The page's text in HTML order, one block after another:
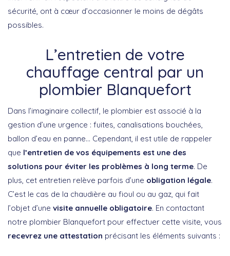
sécurité, ont à cœur d’occasionner le moins de dégâts
possibles.
L’entretien de votre
chauffage central par un
plombier Blanquefort
Dans l’imaginaire collectif, le plombier est associé à la
gestion d’une urgence : fuites, canalisations bouchées,
ballon d’eau en panne… Cependant, il est utile de rappeler
que l’entretien de vos équipements est une des
solutions pour éviter les problèmes à long terme. De
plus, cet entretien relève parfois d’une obligation légale.
C’est le cas de la chaudière au fioul ou au gaz, qui fait
l’objet d’une visite annuelle obligatoire. En contactant
notre plombier Blanquefort pour effectuer cette visite, vous
recevrez une attestation précisant les éléments suivants :